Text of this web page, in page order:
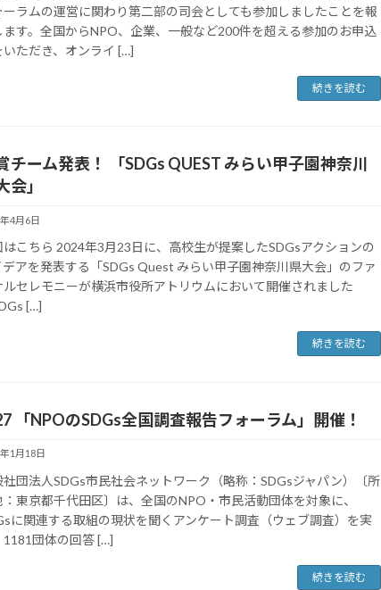
ーラムの運営に関わり第二部の司会としても参加しましたことを報
ます。全国からNPO、企業、一般など200件を超える参加のお申込
いただき、オンライ […]
続きを読む
チーム発表！ 「SDGs QUEST みらい甲子園神奈川
会」
4月6日
はこちら 2024年3月23日に、高校生が提案したSDGsアクションの
デアを発表する「SDGs Quest みらい甲子園神奈川県大会」のファ
ルセレモニーが横浜市役所アトリウムにおいて開催されました
[…]
続きを読む
「NPOのSDGs全国調査報告フォーラム」開催！
1月18日
社団法人SDGs市民社会ネットワーク（略称：SDGsジャパン）〔所
：東京都千代田区〕は、全国のNPO・市民活動団体を対象に、
に関連する取組の現状を聞くアンケート調査（ウェブ調査）を実
1181団体の回答 […]
続きを読む